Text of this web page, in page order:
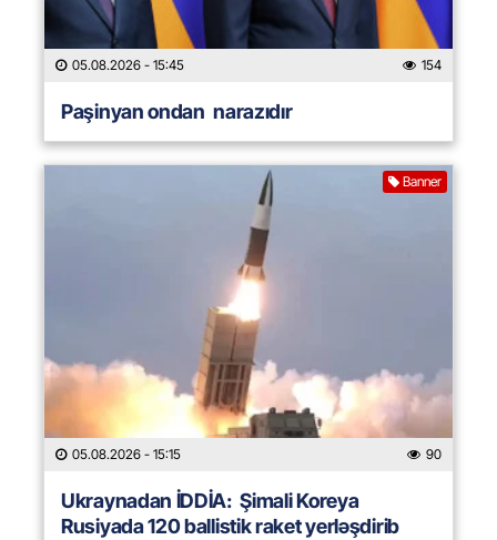
05.08.2026 - 15:45 154
Paşinyan ondan narazıdır
Banner
05.08.2026 - 15:15 90
Ukraynadan İDDİA: Şimali Koreya
Rusiyada 120 ballistik raket yerləşdirib